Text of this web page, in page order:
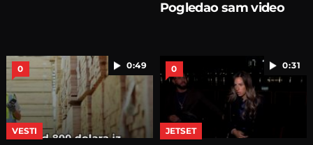
Pogledao sam video
0:49
0
VESTI
0:31
0
JETSET